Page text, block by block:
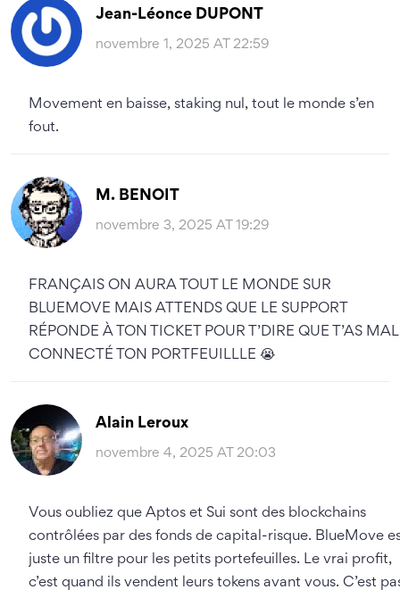
Jean-Léonce DUPONT
novembre 1, 2025 AT 22:59
Movement en baisse, staking nul, tout le monde s’en
fout.
M. BENOIT
novembre 3, 2025 AT 19:29
FRANÇAIS ON AURA TOUT LE MONDE SUR
BLUEMOVE MAIS ATTENDS QUE LE SUPPORT
RÉPONDE À TON TICKET POUR T’DIRE QUE T’AS MAL
CONNECTÉ TON PORTFEUILLLE 😭
Alain Leroux
novembre 4, 2025 AT 20:03
Vous oubliez que Aptos et Sui sont des blockchains
contrôlées par des fonds de capital-risque. BlueMove
juste un filtre pour les petits portefeuilles. Le vrai profit,
c’est quand ils vendent leurs tokens avant vous. C’est